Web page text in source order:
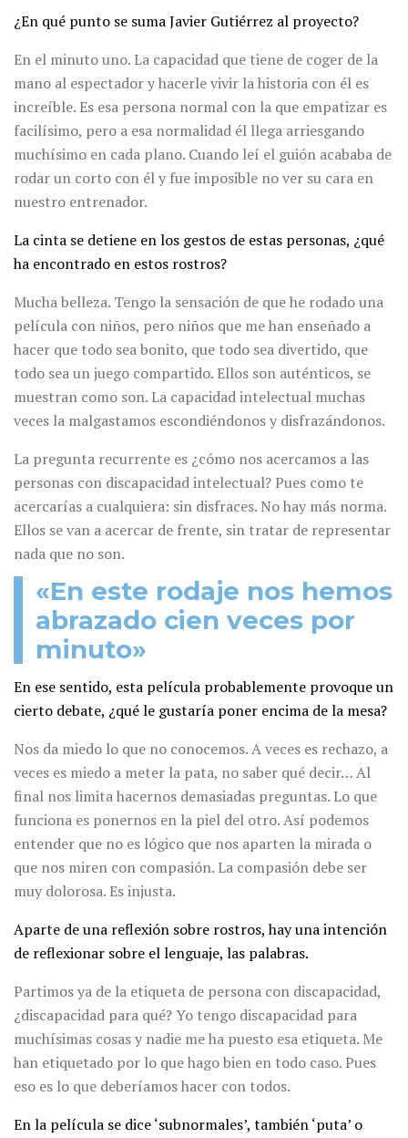
¿En qué punto se suma Javier Gutiérrez al proyecto?
En el minuto uno. La capacidad que tiene de coger de la
mano al espectador y hacerle vivir la historia con él es
increíble. Es esa persona normal con la que empatizar es
facilísimo, pero a esa normalidad él llega arriesgando
muchísimo en cada plano. Cuando leí el guión acababa de
rodar un corto con él y fue imposible no ver su cara en
nuestro entrenador.
La cinta se detiene en los gestos de estas personas, ¿qué
ha encontrado en estos rostros?
Mucha belleza. Tengo la sensación de que he rodado una
película con niños, pero niños que me han enseñado a
hacer que todo sea bonito, que todo sea divertido, que
todo sea un juego compartido. Ellos son auténticos, se
muestran como son. La capacidad intelectual muchas
veces la malgastamos escondiéndonos y disfrazándonos.
La pregunta recurrente es ¿cómo nos acercamos a las
personas con discapacidad intelectual? Pues como te
acercarías a cualquiera: sin disfraces. No hay más norma.
Ellos se van a acercar de frente, sin tratar de representar
nada que no son.
«En este rodaje nos hemos
abrazado cien veces por
minuto»
En ese sentido, esta película probablemente provoque un
cierto debate, ¿qué le gustaría poner encima de la mesa?
Nos da miedo lo que no conocemos. A veces es rechazo, a
veces es miedo a meter la pata, no saber qué decir… Al
final nos limita hacernos demasiadas preguntas. Lo que
funciona es ponernos en la piel del otro. Así podemos
entender que no es lógico que nos aparten la mirada o
que nos miren con compasión. La compasión debe ser
muy dolorosa. Es injusta.
Aparte de una reflexión sobre rostros, hay una intención
de reflexionar sobre el lenguaje, las palabras.
Partimos ya de la etiqueta de persona con discapacidad,
¿discapacidad para qué? Yo tengo discapacidad para
muchísimas cosas y nadie me ha puesto esa etiqueta. Me
han etiquetado por lo que hago bien en todo caso. Pues
eso es lo que deberíamos hacer con todos.
En la película se dice ‘subnormales’, también ‘puta’ o